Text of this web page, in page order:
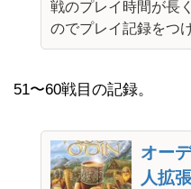
戦のプレイ時間が長
のでプレイ記録をつ
51〜60戦目の記録。
オー
人拡